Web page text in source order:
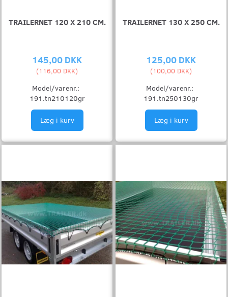
TRAILERNET 120 X 210 CM.
145,00 DKK
(116,00 DKK)
Model/varenr.:
191.tn210120gr
Læg i kurv
TRAILERNET 130 X 250 CM.
125,00 DKK
(100,00 DKK)
Model/varenr.:
191.tn250130gr
Læg i kurv